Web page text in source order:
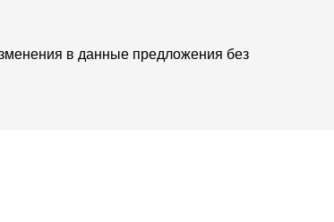
в данные предложения без